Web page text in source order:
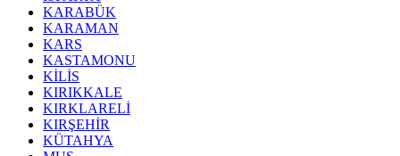
KARABÜK
KARAMAN
KARS
KASTAMONU
KİLİS
KIRIKKALE
KIRKLARELİ
KIRŞEHİR
KÜTAHYA